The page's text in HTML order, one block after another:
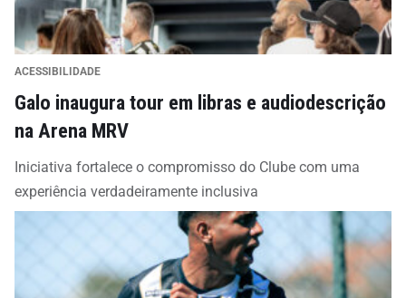
ACESSIBILIDADE
Galo inaugura tour em libras e audiodescrição
na Arena MRV
Iniciativa fortalece o compromisso do Clube com uma
experiência verdadeiramente inclusiva